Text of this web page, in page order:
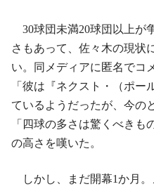
30球団未満20球団以上が
さもあって、佐々木の現状
い。同メディアに匿名でコ
「彼は『ネクスト・（ポ
ているようだったが、今の
「四球の多さは驚くべきも
の高さを嘆いた。
しかし、まだ開幕1か月。